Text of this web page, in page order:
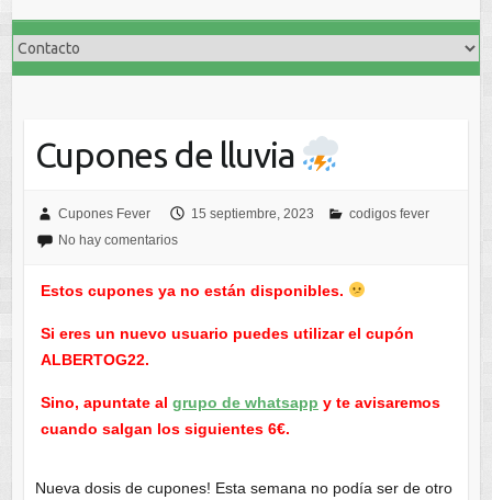
Cupones de lluvia
Cupones Fever 15 septiembre, 2023
codigos fever
No hay comentarios
Estos cupones ya no están disponibles.
Si eres un nuevo usuario puedes utilizar el cupón
ALBERTOG22.
Sino, apuntate al grupo de whatsapp y te avisaremos
cuando salgan los siguientes 6€.
Nueva dosis de cupones! Esta semana no podía ser de otro